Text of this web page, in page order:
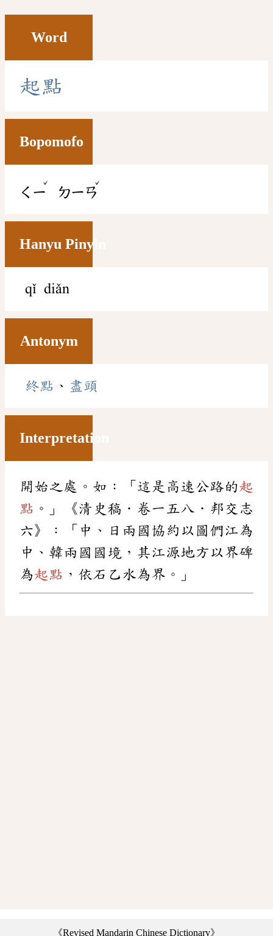
Word
起點
Bopomofo
ㄑㄧ
ˇ
ㄉㄧㄢ
ˇ
Hanyu Pinyin
qǐ diǎn
Antonym
終點 、 盡頭
Interpretation
開始之處。如：「這是高速公路的起
點 。」《清史稿．卷一五八．邦交志
六》：「中、日兩國協約以圖們江為
中、韓兩國國境，其江源地方以界碑
為起點 ，依石乙水為界。」
《Revised Mandarin Chinese Dictionary》